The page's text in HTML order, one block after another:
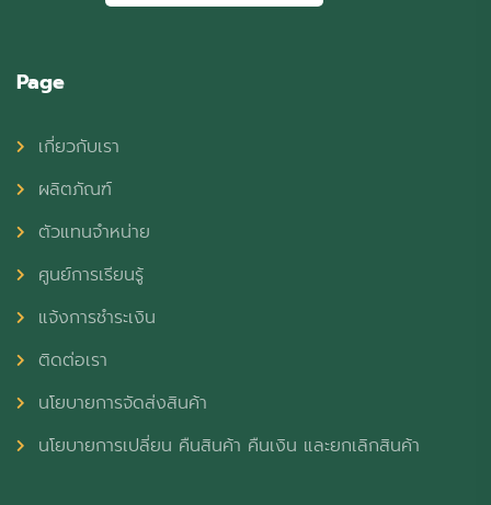
Page
เกี่ยวกับเรา
ผลิตภัณฑ์
ตัวแทนจำหน่าย
ศูนย์การเรียนรู้
แจ้งการชำระเงิน
ติดต่อเรา
นโยบายการจัดส่งสินค้า
นโยบายการเปลี่ยน คืนสินค้า คืนเงิน และยกเลิกสินค้า